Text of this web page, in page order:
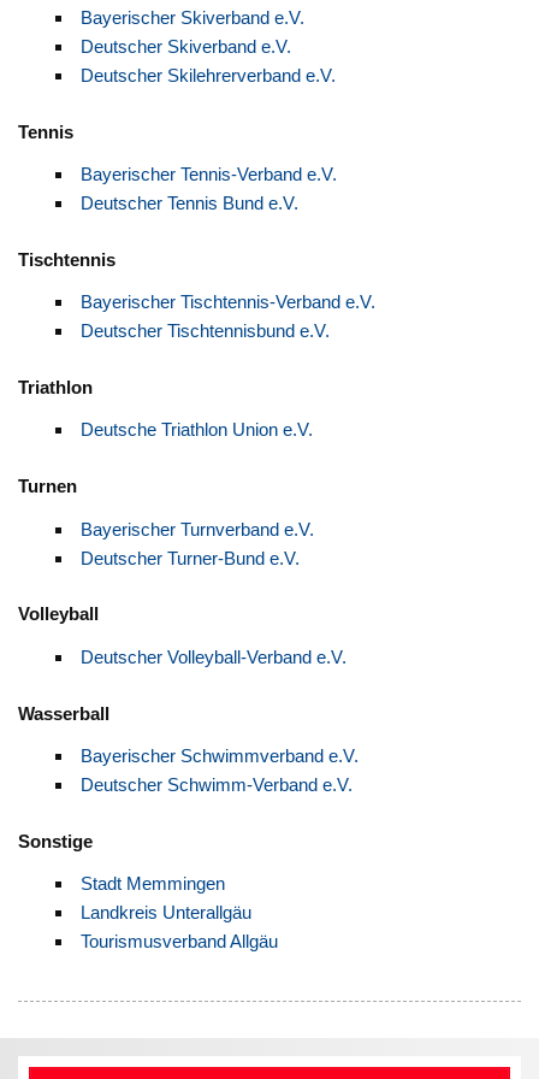
Bayerischer Skiverband e.V.
Deutscher Skiverband e.V.
Deutscher Skilehrerverband e.V.
Tennis
Bayerischer Tennis-Verband e.V.
Deutscher Tennis Bund e.V.
Tischtennis
Bayerischer Tischtennis-Verband e.V.
Deutscher Tischtennisbund e.V.
Triathlon
Deutsche Triathlon Union e.V.
Turnen
Bayerischer Turnverband e.V.
Deutscher Turner-Bund e.V.
Volleyball
Deutscher Volleyball-Verband e.V.
Wasserball
Bayerischer Schwimmverband e.V.
Deutscher Schwimm-Verband e.V.
Sonstige
Stadt Memmingen
Landkreis Unterallgäu
Tourismusverband Allgäu